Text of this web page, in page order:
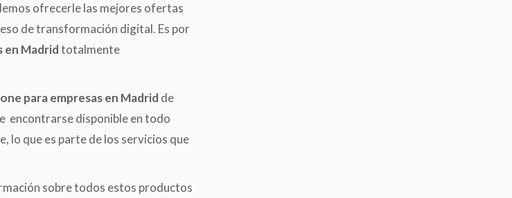
ofrecerle las mejores ofertas
de transformación digital. Es por
en Madridtotalmente
para empresas en Madrid de
encontrarse disponible en todo
lo que es parte de los servicios que
sobre todos estos productos